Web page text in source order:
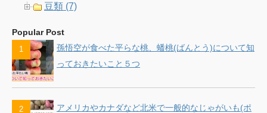
豆類 (7)
Popular Post
孫悟空が食べた平らな桃、蟠桃(ばんとう)について知
っておきたいこと５つ
アメリカやカナダなど北米で一般的なじゃがいも(ポ